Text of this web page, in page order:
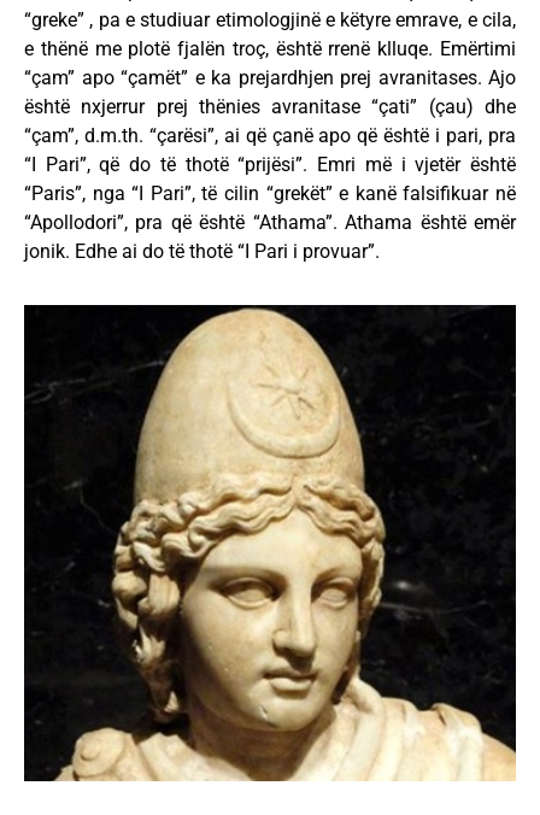
“greke” , pa e studiuar etimologjinë e këtyre emrave, e cila,
e thënë me plotë fjalën troç, është rrenë klluqe. Emërtimi
“çam” apo “çamët” e ka prejardhjen prej avranitases. Ajo
është nxjerrur prej thënies avranitase “çati” (çau) dhe
“çam”, d.m.th. “çarësi”, ai që çanë apo që është i pari, pra
“I Pari”, që do të thotë “prijësi”. Emri më i vjetër është
“Paris”, nga “I Pari”, të cilin “grekët” e kanë falsifikuar në
“Apollodori”, pra që është “Athama”. Athama është emër
jonik. Edhe ai do të thotë “I Pari i provuar”.